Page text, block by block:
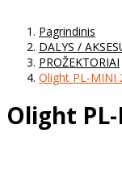
Pagrindinis
DALYS /
PROŽEKTORIAI
Olight PL-MINI
Olight